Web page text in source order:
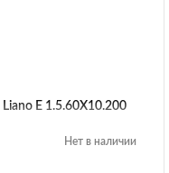
E 1.5.60X10.200
Нет в наличии